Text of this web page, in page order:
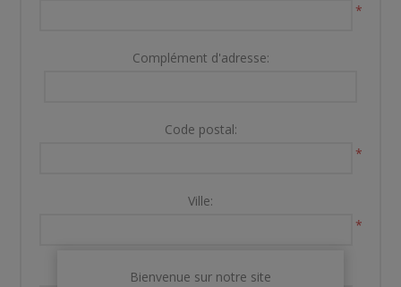
*
Complément d'adresse:
Code postal:
*
Ville:
*
Pays:
Bienvenue sur notre site